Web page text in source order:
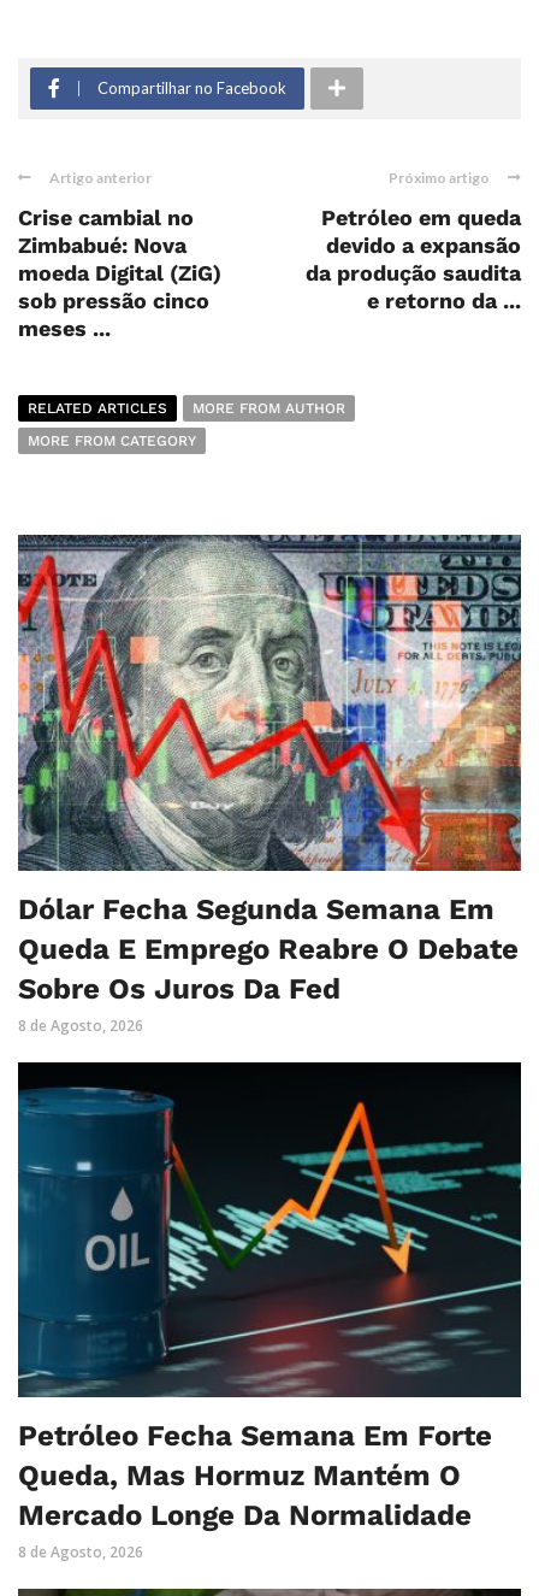
Compartilhar no Facebook
Artigo anterior
Crise cambial no
Zimbabué: Nova
moeda Digital (ZiG)
sob pressão cinco
meses ...
Próximo artigo
Petróleo em queda
devido a expansão
da produção saudita
e retorno da ...
RELATED ARTICLES
MORE FROM AUTHOR
MORE FROM CATEGORY
Dólar Fecha Segunda Semana Em
Queda E Emprego Reabre O Debate
Sobre Os Juros Da Fed
8 de Agosto, 2026
Petróleo Fecha Semana Em Forte
Queda, Mas Hormuz Mantém O
Mercado Longe Da Normalidade
8 de Agosto, 2026